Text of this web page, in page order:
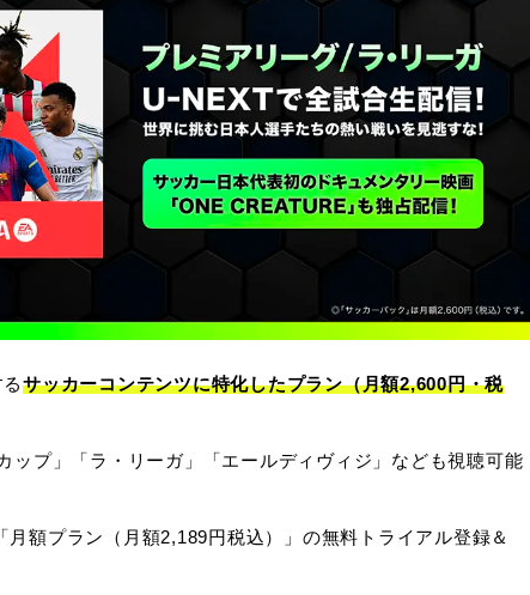
サッカーコンテンツに特化したプラン（月額2,600円・税
ップ」「ラ・リーガ」「エールディヴィジ」なども視聴可能
額プラン（月額2,189円税込）」の無料トライアル登録＆